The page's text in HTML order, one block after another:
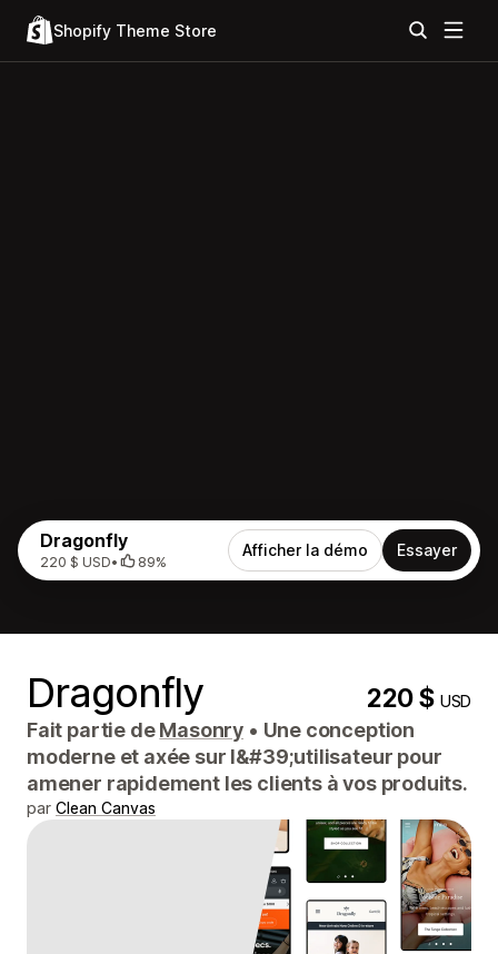
Shopify Theme Store
Dragonfly
220 $ USD• 89%
Afficher la démo Essayer
Dragonfly 220 $USD
Fait partie deMasonry • Une conception
moderne et axée sur l&#39;utilisateur pour
amener rapidement les clients à vos produits.
par Clean Canvas